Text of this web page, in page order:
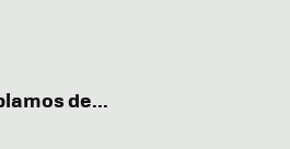
de...